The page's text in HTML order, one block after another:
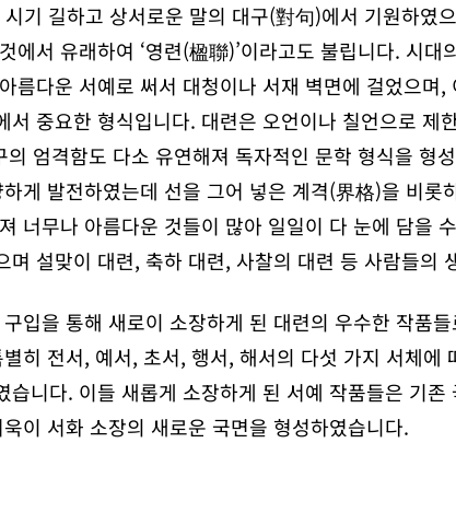
기 길하고 상서로운 말의 대구(對句)에서 기원하였
에서 유래하여 ‘영련(楹聯)’이라고도 불립니다. 시
름다운 서예로 써서 대청이나 서재 벽면에 걸었으며
중요한 형식입니다. 대련은 오언이나 칠언으로 제
엄격함도 다소 유연해져 독자적인 문학 형식을 형
게 발전하였는데 선을 그어 넣은 계격(界格)을 비
너무나 아름다운 것들이 많아 일일이 다 눈에 담을
설맞이 대련, 축하 대련, 사찰의 대련 등 사람들의
입을 통해 새로이 소장하게 된 대련의 우수한 작품
히 전서, 예서, 초서, 행서, 해서의 다섯 가지 서체에
니다. 이들 새롭게 소장하게 된 서예 작품들은 기
이 서화 소장의 새로운 국면을 형성하였습니다.